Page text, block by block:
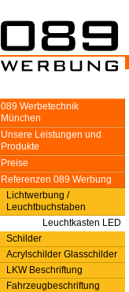
089 Werbetechnik
München
Unsere Leistungen und
Produkte
Preise
Referenzen 089 Werbung
Lichtwerbung /
Leuchtbuchstaben
Leuchtkasten LED
Schilder
Acrylschilder Glasschilder
LKW Beschriftung
Fahrzeugbeschriftung